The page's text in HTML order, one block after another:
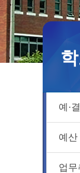
예·
예산
업무